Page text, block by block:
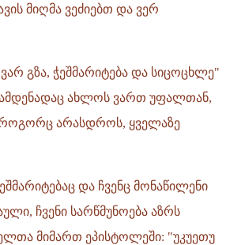
მიღმა ვეძიებთ და ვერ
გზა, ჭეშმარიტება და სიცოცხლე"
ახლოს ვართ უფალთან,
როგორც არასდროს, ყველაზე
და ჩვენც მონაწილენი
ჩვენი სარწმუნოება აზრს
მიმართ ეპისტოლეში: "უკუეთუ